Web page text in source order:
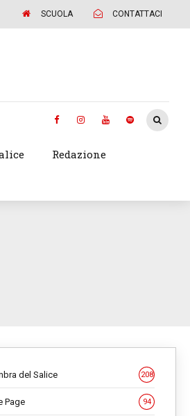
SCUOLA CONTATTACI
Redazione
del Salice 208
Page 94